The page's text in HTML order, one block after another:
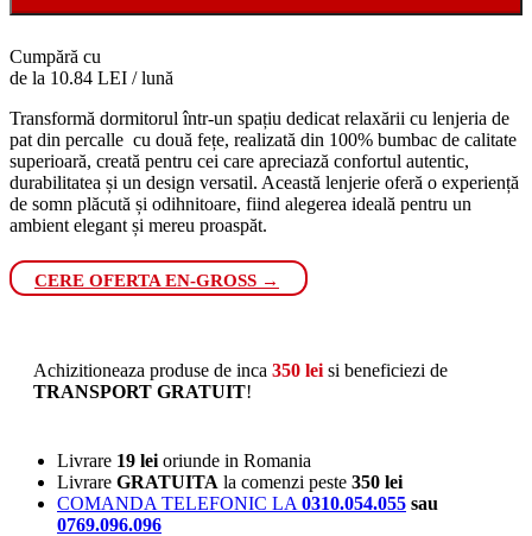
Cumpără cu
de la 10.84 LEI / lună
Transformă dormitorul într-un spațiu dedicat relaxării cu lenjeria de
pat din percalle cu două fețe, realizată din 100% bumbac de calitate
superioară, creată pentru cei care apreciază confortul autentic,
durabilitatea și un design versatil. Această lenjerie oferă o experiență
de somn plăcută și odihnitoare, fiind alegerea ideală pentru un
ambient elegant și mereu proaspăt.
CERE OFERTA EN-GROSS →
Achizitioneaza produse de inca 350 lei si beneficiezi de
TRANSPORT GRATUIT!
Livrare 19 lei oriunde in Romania
Livrare GRATUITA la comenzi peste 350 lei
COMANDA TELEFONIC LA 0310.054.055 sau
0769.096.096